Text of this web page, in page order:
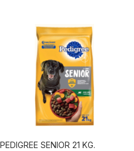
PEDIGREE SENIOR 21 KG.